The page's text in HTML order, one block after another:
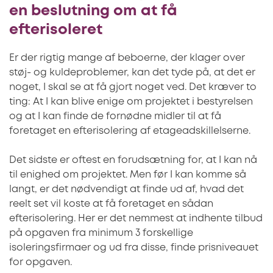
en beslutning om at få
efterisoleret
Er der rigtig mange af beboerne, der klager over
støj- og kuldeproblemer, kan det tyde på, at det er
noget, I skal se at få gjort noget ved. Det kræver to
ting: At I kan blive enige om projektet i bestyrelsen
og at I kan finde de fornødne midler til at få
foretaget en efterisolering af etageadskillelserne.
Det sidste er oftest en forudsætning for, at I kan nå
til enighed om projektet. Men før I kan komme så
langt, er det nødvendigt at finde ud af, hvad det
reelt set vil koste at få foretaget en sådan
efterisolering. Her er det nemmest at indhente tilbud
på opgaven fra minimum 3 forskellige
isoleringsfirmaer og ud fra disse, finde prisniveauet
for opgaven.